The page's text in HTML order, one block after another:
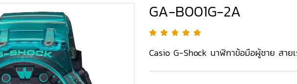
GA-B001G-2A
Casio G-Shock นาฬิกาข้อมือผู้ชาย สา